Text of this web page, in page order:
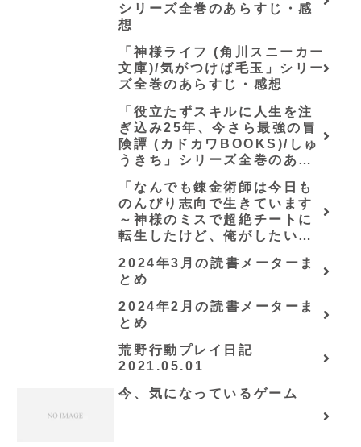
シリーズ全巻のあらすじ・感
想
「神様ライフ (角川スニーカー
文庫)/気がつけば毛玉」シリー
ズ全巻のあらすじ・感想
「役立たずスキルに人生を注
ぎ込み25年、今さら最強の冒
険譚 (カドカワBOOKS)/しゅ
うきち」シリーズ全巻のあら
「なんでも錬金術師は今日も
のんびり志向で生きています
～神様のミスで超絶チートに
転生したけど、俺がしたいの
会の立上げです～（グラスト
ノベルス） (グラスト
NOVELS)/可換環」シリーズ
全巻のあらすじ・感想
2024年3月の読書メーターま
とめ
2024年2月の読書メーターま
とめ
荒野行動プレイ日記
2021.05.01
今、気になっているゲーム